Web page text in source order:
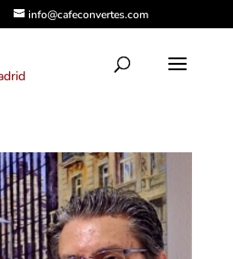
info@cafeconvertes.com